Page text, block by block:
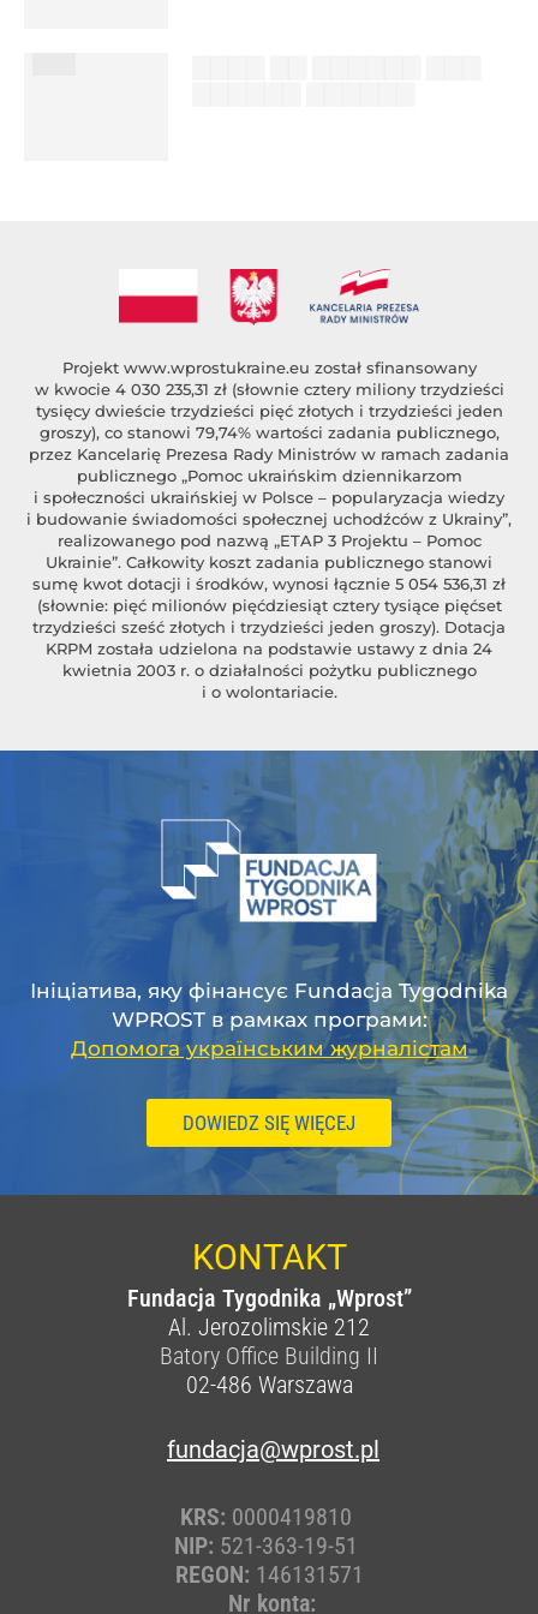
Projekt www.wprostukraine.eu został sfinansowany
w kwocie 4 030 235,31 zł (słownie cztery miliony trzydzieści
tysięcy dwieście trzydzieści pięć złotych i trzydzieści jeden
groszy), co stanowi 79,74% wartości zadania publicznego,
przez Kancelarię Prezesa Rady Ministrów w ramach zadania
publicznego „Pomoc ukraińskim dziennikarzom
i społeczności ukraińskiej w Polsce – popularyzacja wiedzy
i budowanie świadomości społecznej uchodźców z Ukrainy”,
realizowanego pod nazwą „ETAP 3 Projektu – Pomoc
Ukrainie”. Całkowity koszt zadania publicznego stanowi
sumę kwot dotacji i środków, wynosi łącznie 5 054 536,31 zł
(słownie: pięć milionów pięćdziesiąt cztery tysiące pięćset
trzydzieści sześć złotych i trzydzieści jeden groszy). Dotacja
KRPM została udzielona na podstawie ustawy z dnia 24
kwietnia 2003 r. o działalności pożytku publicznego
i o wolontariacie.
Ініціатива, яку фінансує Fundacja Tygodnika
WPROST в рамках програми:
Допомога українським журналістам
DOWIEDZ SIĘ WIĘCEJ
KONTAKT
Fundacja Tygodnika „Wprost”
Al. Jerozolimskie 212
Batory Office Building II
02-486 Warszawa
fundacja@wprost.pl
KRS: 0000419810
NIP: 521-363-19-51
REGON: 146131571
Nr konta: